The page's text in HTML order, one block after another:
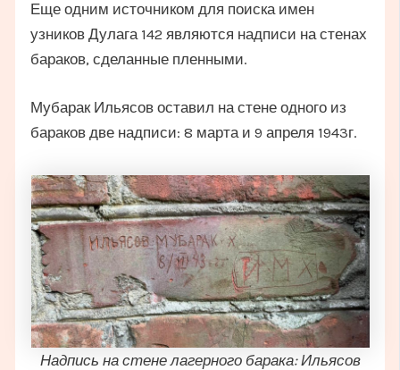
Еще одним источником для поиска имен
узников Дулага 142 являются надписи на стенах
бараков, сделанные пленными.
Мубарак Ильясов оставил на стене одного из
бараков две надписи: 8 марта и 9 апреля 1943г.
Надпись на стене лагерного барака: Ильясов